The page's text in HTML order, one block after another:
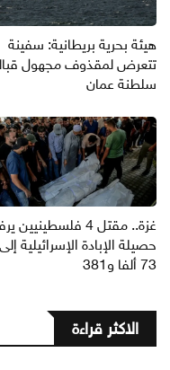
هيئة بحرية بريطانية: سفينة
تتعرض لمقذوف مجهول
سلطنة عمان
غزة.. مقتل 4 فلسطينيين
حصيلة الإبادة الإسرائيلية إلى
73 ألفا و381
الاكثر قراءة